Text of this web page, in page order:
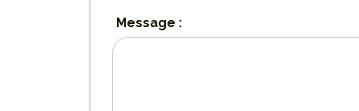
Message :